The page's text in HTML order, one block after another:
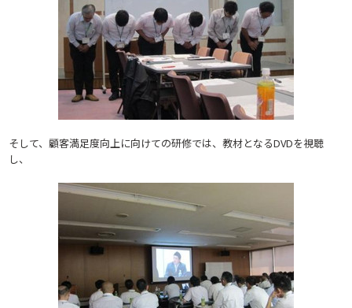
そして、顧客満足度向上に向けての研修では、教材となるDVDを視聴
し、